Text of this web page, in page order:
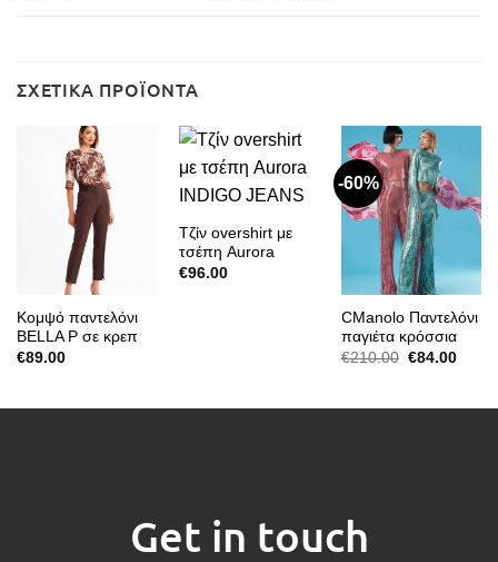
ΣΧΕΤΙΚΆ ΠΡΟΪΌΝΤΑ
Κομψό παντελόνι
BELLA P σε κρεπ
ελαστικό
€89.00
Τζίν overshirt με
τσέπη Aurora
INDIGO JEANS
€96.00
-60%
CManolo Παντελόνι
παγιέτα κρόσσια
€210.00 Original
€84.00Η
Get in touch